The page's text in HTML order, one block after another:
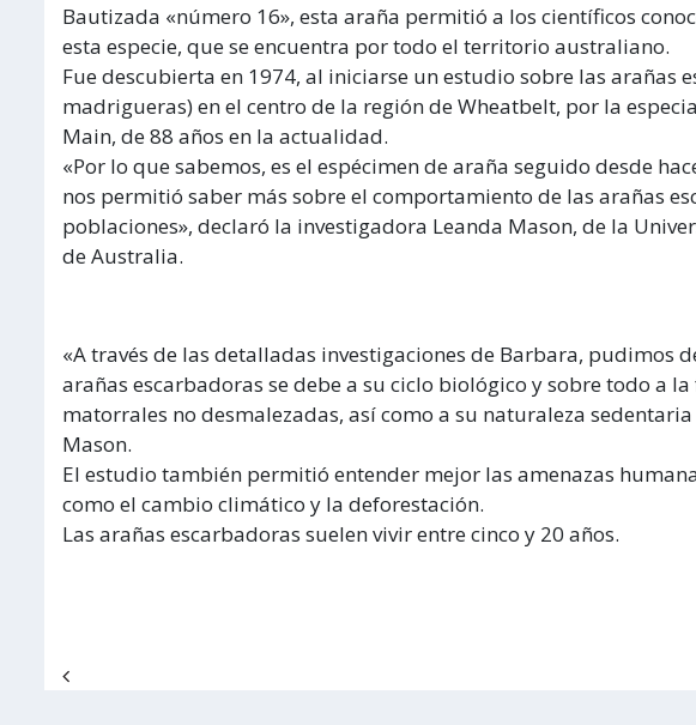
Bautizada «número 16», esta araña permitió a los científicos
esta especie, que se encuentra por todo el territorio australiano.
Fue descubierta en 1974, al iniciarse un estudio sobre las arañas
madrigueras) en el centro de la región de Wheatbelt, por la
Main, de 88 años en la actualidad.
«Por lo que sabemos, es el espécimen de araña seguido desde
nos permitió saber más sobre el comportamiento de las arañas
poblaciones», declaró la investigadora Leanda Mason, de la
de Australia.
«A través de las detalladas investigaciones de Barbara, pudimos
arañas escarbadoras se debe a su ciclo biológico y sobre todo a
matorrales no desmalezadas, así como a su naturaleza
Mason.
El estudio también permitió entender mejor las amenazas
como el cambio climático y la deforestación.
Las arañas escarbadoras suelen vivir entre cinco y 20 años.